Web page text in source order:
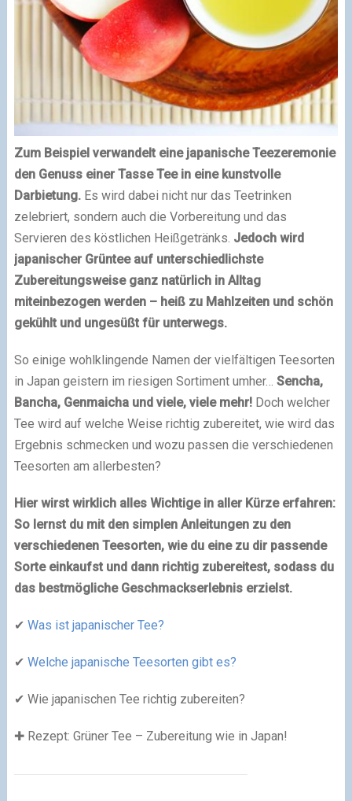
Zum Beispiel verwandelt eine japanische Teezeremonie
den Genuss einer Tasse Tee in eine kunstvolle
Darbietung. Es wird dabei nicht nur das Teetrinken
zelebriert, sondern auch die Vorbereitung und das
Servieren des köstlichen Heißgetränks. Jedoch wird
japanischer Grüntee auf unterschiedlichste
Zubereitungsweise ganz natürlich in Alltag
miteinbezogen werden – heiß zu Mahlzeiten und schön
gekühlt und ungesüßt für unterwegs.
So einige wohlklingende Namen der vielfältigen Teesorten
in Japan geistern im riesigen Sortiment umher…
Sencha,
Bancha, Genmaicha und viele, viele mehr! Doch welcher
Tee wird auf welche Weise richtig zubereitet, wie wird das
Ergebnis schmecken und wozu passen die verschiedenen
Teesorten am allerbesten?
Hier wirst wirklich alles Wichtige in aller Kürze erfahren:
So lernst du mit den simplen Anleitungen zu den
verschiedenen Teesorten, wie du eine zu dir passende
Sorte einkaufst und dann richtig zubereitest, sodass du
das bestmögliche Geschmackserlebnis erzielst.
✔ Was ist japanischer Tee?
✔ Welche japanische Teesorten gibt es?
✔ Wie japanischen Tee richtig zubereiten?
✚ Rezept: Grüner Tee – Zubereitung wie in Japan!